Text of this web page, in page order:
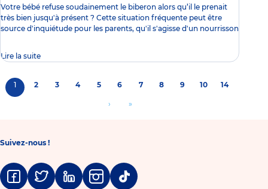
Votre bébé refuse soudainement le biberon alors qu’il le prenait
très bien jusqu'à présent ? Cette situation fréquente peut être
source d'inquiétude pour les parents, qu'il s'agisse d'un nourrisson
Lire la suite
Pagination
Page
courante
1 Page
2 Page
3 Page
4 Page
5 Page
6 Page
7 Page
8 Page
9 Page
10 Page
14
Aller
suivante
›
Aller
page
»
Suivez-nous !
FacebookTwitter LinkedinInstagramTiktok